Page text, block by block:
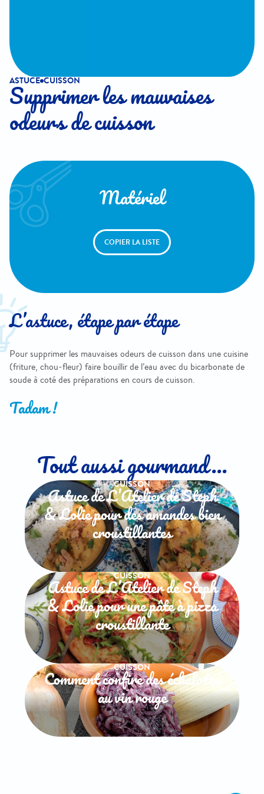
ASTUCE CUISSON
Supprimer les mauvaises
odeurs de cuisson
Matériel
COPIER LA LISTE
L’astuce, étape par étape
Pour supprimer les mauvaises odeurs de cuisson dans une cuisine
(friture, chou-fleur) faire bouillir de l’eau avec du bicarbonate de
soude à coté des préparations en cours de cuisson.
Tadam !
Tout aussi gourmand...
CUISSON
Astuce de L’Atelier de Steph
& Lolie pour des amandes bien
croustillantes
CUISSON
Astuce de L’Atelier de Steph
& Lolie pour une pâte à pizza
croustillante
CUISSON
Comment confire des échalotes
au vin rouge